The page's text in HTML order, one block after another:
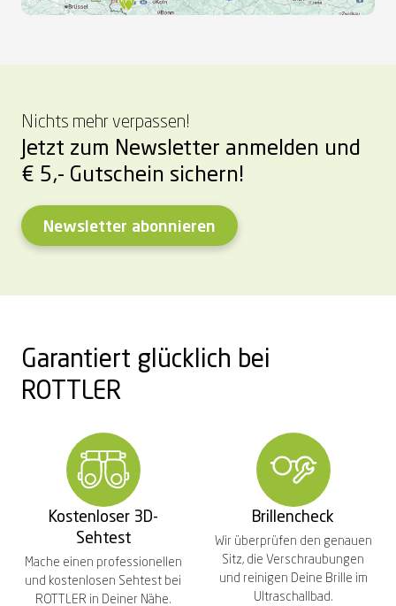
Nichts mehr verpassen!
Jetzt zum Newsletter anmelden und
€ 5,- Gutschein sichern!
Newsletter abonnieren
Garantiert glücklich bei
ROTTLER
Kostenloser 3D-
Sehtest
Mache einen professionellen
und kostenlosen Sehtest bei
ROTTLER in Deiner Nähe.
Brillencheck
Wir überprüfen den genauen
Sitz, die Verschraubungen
und reinigen Deine Brille im
Ultraschallbad.